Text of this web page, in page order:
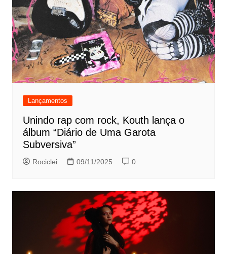
Lançamentos
Unindo rap com rock, Kouth lança o
álbum “Diário de Uma Garota
Subversiva”
Rociclei 09/11/2025 0